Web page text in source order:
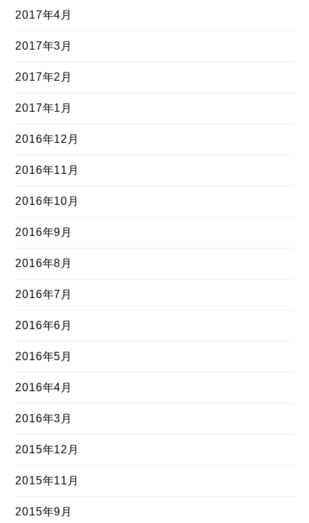
2017年4月
2017年3月
2017年2月
2017年1月
2016年12月
2016年11月
2016年10月
2016年9月
2016年8月
2016年7月
2016年6月
2016年5月
2016年4月
2016年3月
2015年12月
2015年11月
2015年9月